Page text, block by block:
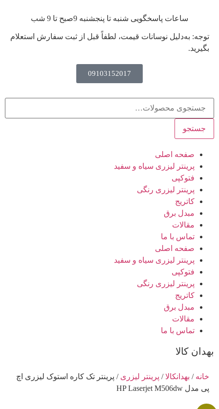
ساعات پاسخگویی شنبه تا پنجشنبه 9صبح تا 9 شب
توجه: به‌دلیل نوسانات قیمت، لطفاً قبل از ثبت سفارش استعلام
بگیرید.
09103152017
جستجو
صفحه اصلی
پرینتر لیزری سیاه و سفید
فتوکپی
پرینتر لیزری رنگی
کاتریج
مبدل برق
مقالات
تماس با ما
صفحه اصلی
پرینتر لیزری سیاه و سفید
فتوکپی
پرینتر لیزری رنگی
کاتریج
مبدل برق
مقالات
تماس با ما
بهدان کالا
خانه / بهدانکالا/ پرینتر لیزری / پرینتر تک کاره استوک لیزری اچ
پی مدل HP Laserjet M506dw